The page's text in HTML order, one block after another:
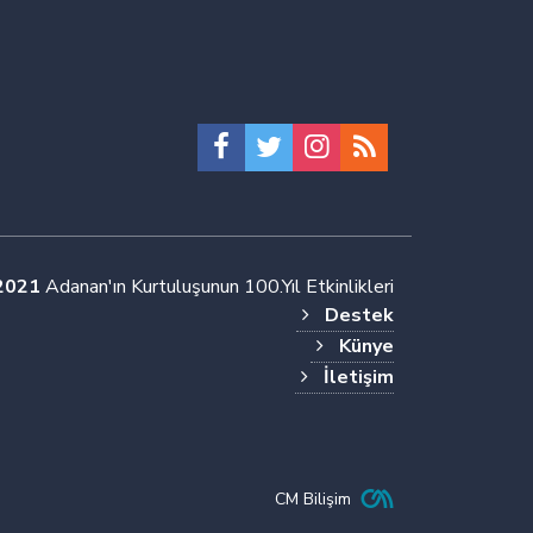
Adanan'ın Kurtuluşunun 100.Yıl Etkinlikleri
Destek
Künye
İletişim
CM Bilişim